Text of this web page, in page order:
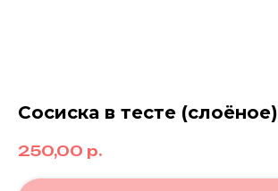
Сосиска в тесте (слоёное)
250,00 р.